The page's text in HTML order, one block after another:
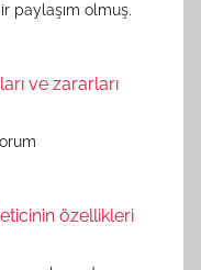
paylaşım olmuş.
ve zararları
özellikleri